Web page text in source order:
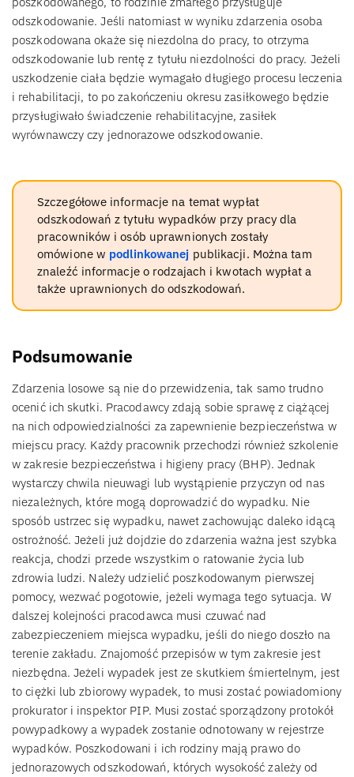
odszkodowanie. Jeśli natomiast w wyniku zdarzenia osoba
poszkodowana okaże się niezdolna do pracy, to otrzyma
odszkodowanie lub rentę z tytułu niezdolności do pracy. Jeżeli
uszkodzenie ciała będzie wymagało długiego procesu leczenia
i rehabilitacji, to po zakończeniu okresu zasiłkowego będzie
przysługiwało świadczenie rehabilitacyjne, zasiłek
wyrównawczy czy jednorazowe odszkodowanie.
Szczegółowe informacje na temat wypłat
odszkodowań z tytułu wypadków przy pracy dla
pracowników i osób uprawnionych zostały
omówione w podlinkowanej publikacji. Można tam
znaleźć informacje o rodzajach i kwotach wypłat a
także uprawnionych do odszkodowań.
Podsumowanie
Zdarzenia losowe są nie do przewidzenia, tak samo trudno
ocenić ich skutki. Pracodawcy zdają sobie sprawę z ciążącej
na nich odpowiedzialności za zapewnienie bezpieczeństwa w
miejscu pracy. Każdy pracownik przechodzi również szkolenie
w zakresie bezpieczeństwa i higieny pracy (BHP). Jednak
wystarczy chwila nieuwagi lub wystąpienie przyczyn od nas
niezależnych, które mogą doprowadzić do wypadku. Nie
sposób ustrzec się wypadku, nawet zachowując daleko idącą
ostrożność. Jeżeli już dojdzie do zdarzenia ważna jest szybka
reakcja, chodzi przede wszystkim o ratowanie życia lub
zdrowia ludzi. Należy udzielić poszkodowanym pierwszej
pomocy, wezwać pogotowie, jeżeli wymaga tego sytuacja. W
dalszej kolejności pracodawca musi czuwać nad
zabezpieczeniem miejsca wypadku, jeśli do niego doszło na
terenie zakładu. Znajomość przepisów w tym zakresie jest
niezbędna. Jeżeli wypadek jest ze skutkiem śmiertelnym, jest
to ciężki lub zbiorowy wypadek, to musi zostać powiadomiony
prokurator i inspektor PIP. Musi zostać sporządzony protokół
powypadkowy a wypadek zostanie odnotowany w rejestrze
wypadków. Poszkodowani i ich rodziny mają prawo do
jednorazowych odszkodowań, których wysokość zależy od